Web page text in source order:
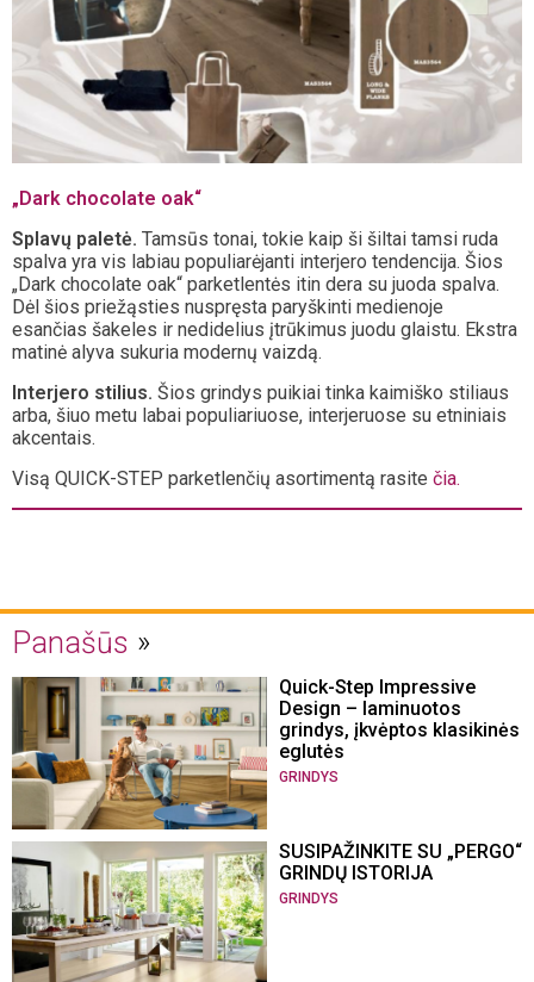
„Dark chocolate oak“
Splavų paletė. Tamsūs tonai, tokie kaip ši šiltai tamsi ruda
spalva yra vis labiau populiarėjanti interjero tendencija. Šios
„Dark chocolate oak“ parketlentės itin dera su juoda spalva.
Dėl šios priežąsties nuspręsta paryškinti medienoje
esančias šakeles ir nedidelius įtrūkimus juodu glaistu. Ekstra
matinė alyva sukuria modernų vaizdą.
Interjero stilius. Šios grindys puikiai tinka kaimiško stiliaus
arba, šiuo metu labai populiariuose, interjeruose su etniniais
akcentais.
Visą QUICK-STEP parketlenčių asortimentą rasite čia.
Panašūs
Quick-Step Impressive
Design – laminuotos
grindys, įkvėptos klasikinės
eglutės
GRINDYS
SUSIPAŽINKITE SU „PERGO“
GRINDŲ ISTORIJA
GRINDYS